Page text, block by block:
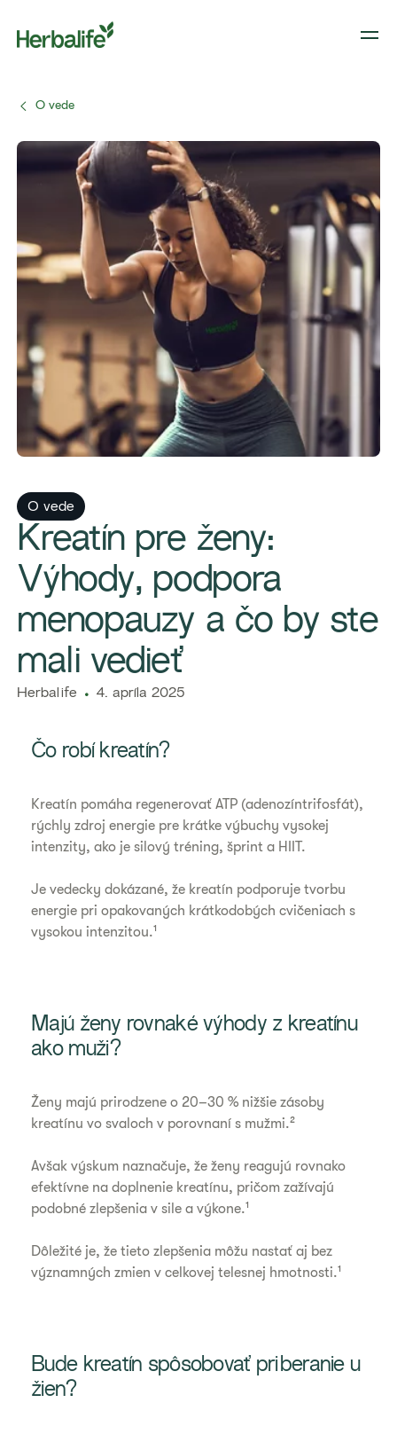
O vede
O vede
Kreatín pre ženy:
Výhody, podpora
menopauzy a čo by ste
mali vedieť
​​Herbalife​ 4. apríla 2025
Čo robí kreatín?
Kreatín pomáha regenerovať ATP (adenozíntrifosfát),
rýchly zdroj energie pre krátke výbuchy vysokej
intenzity, ako je silový tréning, šprint a HIIT.
Je vedecky dokázané, že kreatín podporuje tvorbu
energie pri opakovaných krátkodobých cvičeniach s
vysokou intenzitou.¹
Majú ženy rovnaké výhody z kreatínu
ako muži?
Ženy majú prirodzene o 20–30 % nižšie zásoby
kreatínu vo svaloch v porovnaní s mužmi.²
Avšak výskum naznačuje, že ženy reagujú rovnako
efektívne na doplnenie kreatínu, pričom zažívajú
podobné zlepšenia v sile a výkone.¹
Dôležité je, že tieto zlepšenia môžu nastať aj bez
významných zmien v celkovej telesnej hmotnosti.¹
Bude kreatín spôsobovať priberanie u
žien?